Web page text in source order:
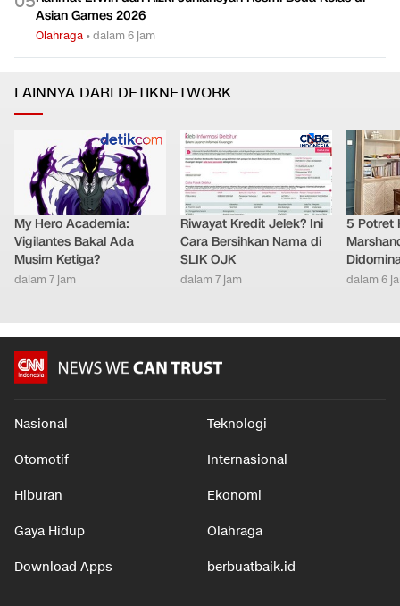
Asian Games 2026
Olahraga •dalam 6 jam
LAINNYA DARI DETIKNETWORK
My Hero Academia:
Vigilantes Bakal Ada
Musim Ketiga?
dalam 7 jam
Riwayat Kredit Jelek? Ini
Cara Bersihkan Nama di
SLIK OJK
dalam 7 jam
5 Potret
dalam 6
Nasional Teknologi
Otomotif Internasional
Hiburan Ekonomi
Gaya Hidup Olahraga
Download Apps berbuatbaik.id